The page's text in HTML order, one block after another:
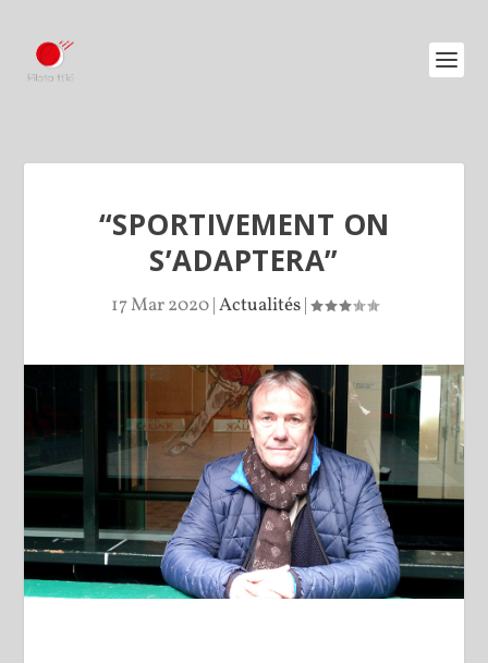
“SPORTIVEMENT ON
S’ADAPTERA”
17 Mar 2020|Actualités|